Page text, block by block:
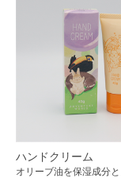
ハンドクリーム
オリーブ油を保湿成分